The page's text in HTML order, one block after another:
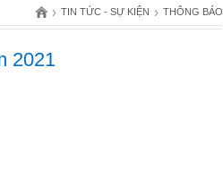
› TIN TỨC - SỰ KIỆN › THÔNG BÁO
2021